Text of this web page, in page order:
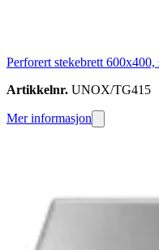
Perforert stekebrett
Artikkelnr. UNOX/TG415
Mer informasjon